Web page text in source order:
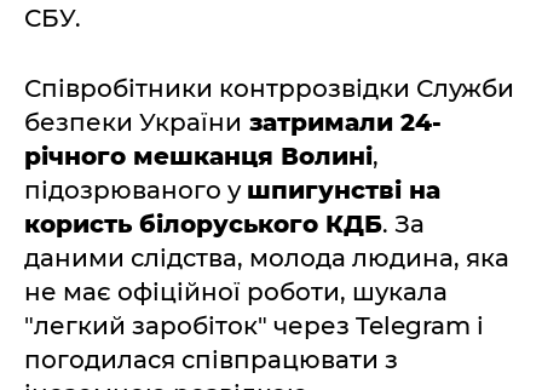
СБУ.
Співробітники контррозвідки Служби
безпеки України затримали 24-
річного мешканця Волині,
підозрюваного у шпигунстві на
користь білоруського КДБ. За
даними слідства, молода людина, яка
не має офіційної роботи, шукала
"легкий заробіток" через Telegram і
погодилася співпрацювати з